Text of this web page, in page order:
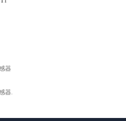
器
器.